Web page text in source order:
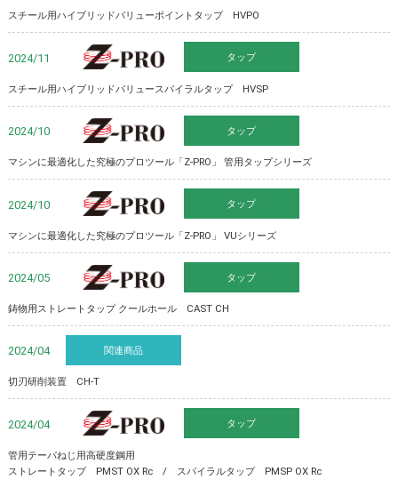
スチール用ハイブリッドバリューポイントタップ HVPO
2024/11 タップ
スチール用ハイブリッドバリュースパイラルタップ HVSP
2024/10 タップ
マシンに最適化した究極のプロツール「Z-PRO」 管用タップシリーズ
2024/10 タップ
マシンに最適化した究極のプロツール「Z-PRO」 VUシリーズ
2024/05 タップ
鋳物用ストレートタップ クールホール CAST CH
2024/04 関連商品
切刃研削装置 CH-T
2024/04 タップ
管用テーパねじ用高硬度鋼用
ストレートタップ PMST OX Rc / スパイラルタップ PMSP OX Rc